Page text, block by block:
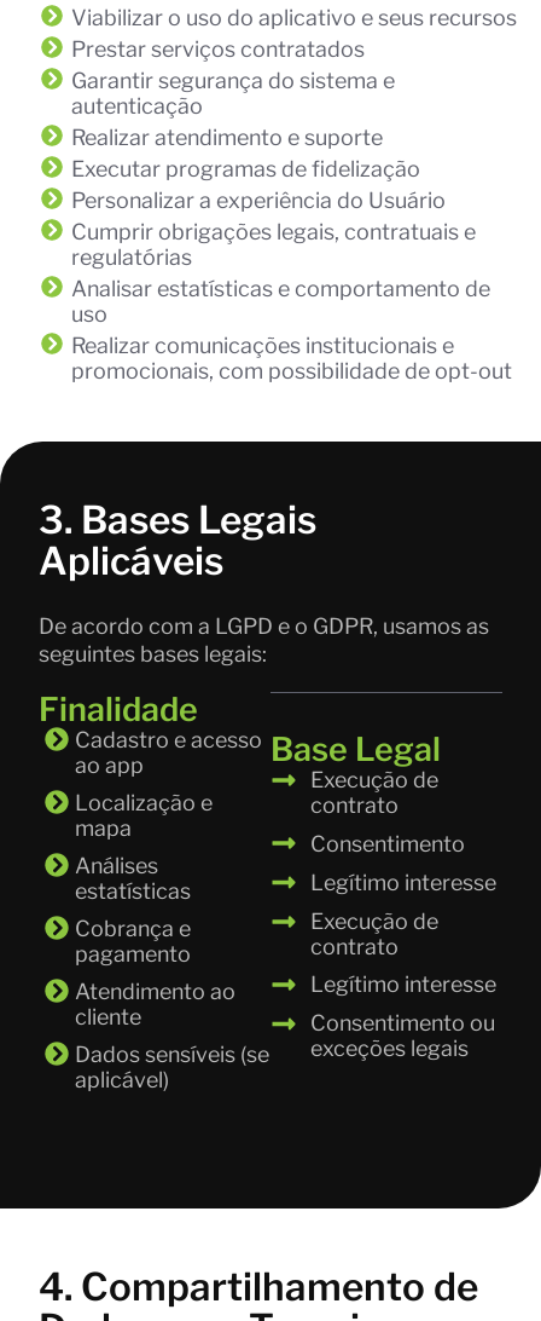
Viabilizar o uso do aplicativo e seus recursos
Prestar serviços contratados
Garantir segurança do sistema e
autenticação
Realizar atendimento e suporte
Executar programas de fidelização
Personalizar a experiência do Usuário
Cumprir obrigações legais, contratuais e
regulatórias
Analisar estatísticas e comportamento de
uso
Realizar comunicações institucionais e
promocionais, com possibilidade de opt-out
3. Bases Legais
Aplicáveis
De acordo com a LGPD e o GDPR, usamos as
seguintes bases legais:
Finalidade
Cadastro e acesso
ao app
Localização e
mapa
Análises
estatísticas
Cobrança e
pagamento
Atendimento ao
cliente
Dados sensíveis (se
aplicável)
Base Legal
Execução de
contrato
Consentimento
Legítimo interesse
Execução de
contrato
Legítimo interesse
Consentimento ou
exceções legais
4. Compartilhamento de